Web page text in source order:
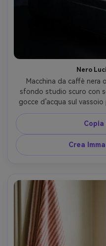
Nero
Macchina da caffè nera
sfondo studio scuro con
gocce d’acqua sul
tecnologico di alto
f/7.1, riflessi ultra
Crea